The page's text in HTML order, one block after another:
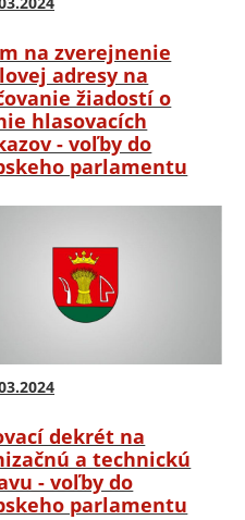
na zverejnenie
adresy na
žiadostí o
hlasovacích
- voľby do
parlamentu
dekrét na
a technickú
- voľby do
parlamentu